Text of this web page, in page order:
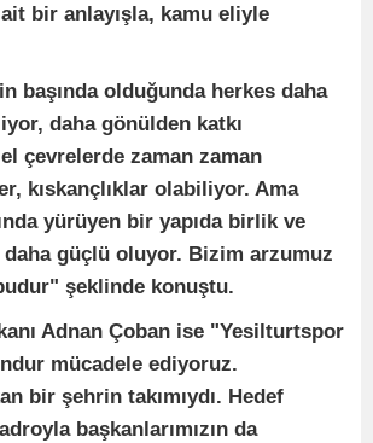
bir anlayışla, kamu eliyle
başında olduğunda herkes daha
daha gönülden katkı
çevrelerde zaman zaman
kıskançlıklar olabiliyor. Ama
yürüyen bir yapıda birlik ve
daha güçlü oluyor. Bizim arzumuz
şeklinde konuştu.
Adnan Çoban ise "Yesilturtspor
mücadele ediyoruz.
bir şehrin takımıydı. Hedef
başkanlarımızın da